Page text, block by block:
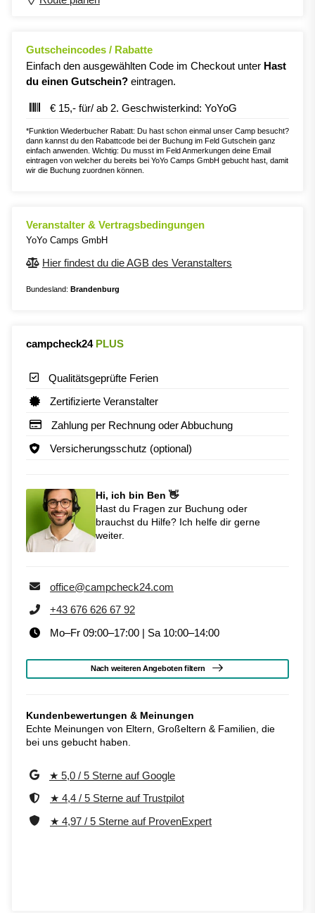
Gutscheincodes / Rabatte
Einfach den ausgewählten Code im Checkout unter Hast
du einen Gutschein? eintragen.
€ 15,- für/ ab 2. Geschwisterkind: YoYoG
*Funktion Wiederbucher Rabatt: Du hast schon einmal unser Camp besucht?
dann kannst du den Rabattcode bei der Buchung im Feld Gutschein ganz
einfach anwenden. Wichtig: Du musst im Feld Anmerkungen deine Email
eintragen von welcher du bereits bei YoYo Camps GmbH gebucht hast, damit
wir die Buchung zuordnen können.
Veranstalter & Vertragsbedingungen
YoYo Camps GmbH
Hier findest du die AGB des Veranstalters
Bundesland: Brandenburg
campcheck24 PLUS
Qualitätsgeprüfte Ferien
Zertifizierte Veranstalter
Zahlung per Rechnung oder Abbuchung
Versicherungsschutz (optional)
Hi, ich bin Ben 👋
Hast du Fragen zur Buchung oder
brauchst du Hilfe? Ich helfe dir gerne
weiter.
office@campcheck24.com
+43 676 626 67 92
Mo–Fr 09:00–17:00 | Sa 10:00–14:00
Nach weiteren Angeboten filtern
Kundenbewertungen & Meinungen
Echte Meinungen von Eltern, Großeltern & Familien, die
bei uns gebucht haben.
★ 5,0 / 5 Sterne auf Google
★ 4,4 / 5 Sterne auf Trustpilot
★ 4,97 / 5 Sterne auf ProvenExpert